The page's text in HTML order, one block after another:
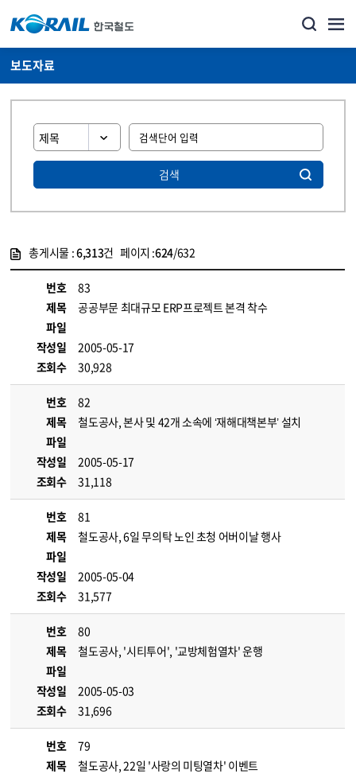
보도자료
검색
총게시물 :6,313건 페이지 :624/632
번호
83
제목
공공부문 최대규모 ERP프로젝트 본격 착수
파일
작성일
2005-05-17
조회수
30,928
번호
82
제목
철도공사, 본사 및 42개 소속에 ‘재해대책본부’ 설치
파일
작성일
2005-05-17
조회수
31,118
번호
81
제목
철도공사, 6일 무의탁 노인 초청 어버이날 행사
파일
작성일
2005-05-04
조회수
31,577
번호
80
제목
철도공사, '시티투어', '교방체험열차' 운행
파일
작성일
2005-05-03
조회수
31,696
번호
79
제목
철도공사, 22일 '사랑의 미팅열차' 이벤트